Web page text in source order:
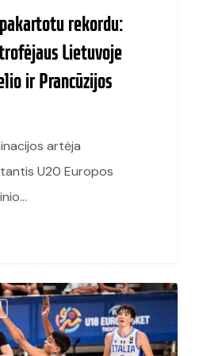
rekordu:
Lietuvoje
ir Prancūzijos
artėja
U20 Europos